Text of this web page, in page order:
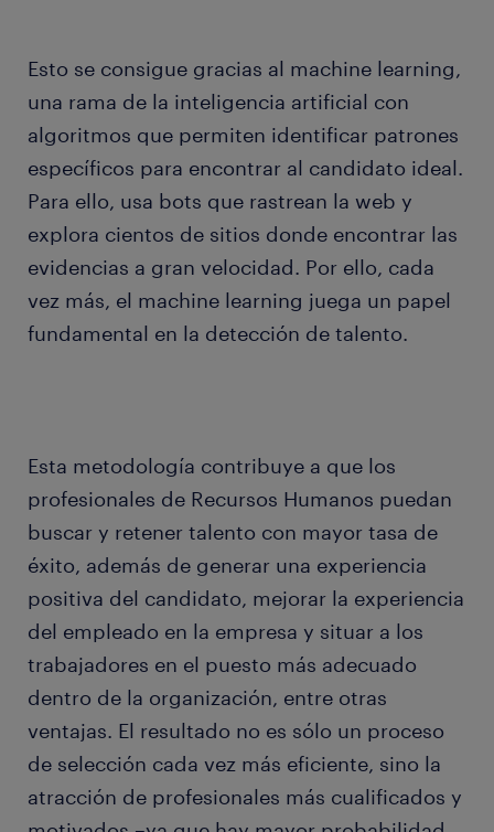
Esto se consigue gracias al machine learning,
una rama de la inteligencia artificial con
algoritmos que permiten identificar patrones
específicos para encontrar al candidato ideal.
Para ello, usa bots que rastrean la web y
explora cientos de sitios donde encontrar las
evidencias a gran velocidad. Por ello, cada
vez más, el machine learning juega un papel
fundamental en la detección de talento.
Esta metodología contribuye a que los
profesionales de Recursos Humanos puedan
buscar y retener talento con mayor tasa de
éxito, además de generar una experiencia
positiva del candidato, mejorar la experiencia
del empleado en la empresa y situar a los
trabajadores en el puesto más adecuado
dentro de la organización, entre otras
ventajas. El resultado no es sólo un proceso
de selección cada vez más eficiente, sino la
atracción de profesionales más cualificados y